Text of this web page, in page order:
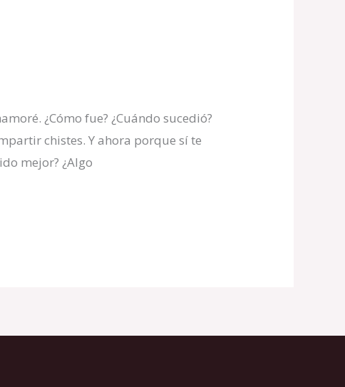
¿Cómo fue? ¿Cuándo sucedió?
chistes. Y ahora porque sí te
mejor? ¿Algo